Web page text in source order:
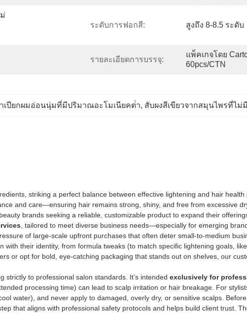
ระดับการฟอกสี: สูงถึง 8-8.5 ระดับ
รายละเอียดการบรรจุ:
แพ็คเกจโดย
60pcs/CTN
เปียกผมอ่อนนุ่มที่มีปริมาณอะโมเนียคต่ํา, สับผงสีเขียวจากสมุนไพรที่ไม่
striking a perfect balance between effective lightening and hair
and care—ensuring hair remains strong, shiny, and free from excessive
brands seeking a reliable, customizable product to expand their
, tailored to meet diverse business needs—especially for emerging
of large-scale upfront purchases that often deter small-to-medium
their identity, from formula tweaks (to match specific lightening goals,
or opt for bold, eye-catching packaging that stands out on shelves, our
strictly to professional salon standards. It’s intended exclusively for
processing time) can lead to scalp irritation or hair breakage. For
water), and never apply to damaged, overly dry, or sensitive scalps.
that aligns with professional safety protocols and helps build client trust.